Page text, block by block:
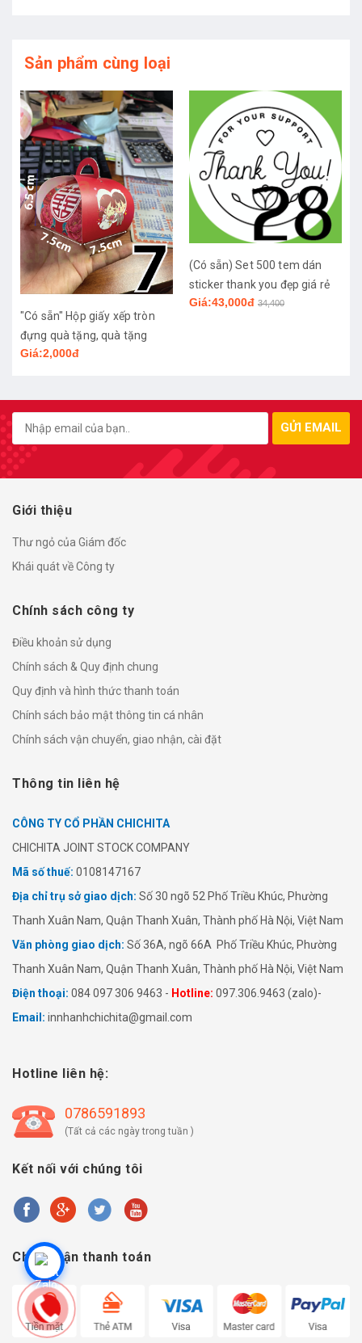
Sản phẩm cùng loại
"Có sẵn" Hộp giấy xếp tròn
đựng quà tặng, quà tặng
đám cưới.
Giá:2,000đ
(Có sẵn) Set 500 tem dán
sticker thank you đẹp giá rẻ
Giá:43,000đ 34,400
GỬI EMAIL
Giới thiệu
Thư ngỏ của Giám đốc
Khái quát về Công ty
Chính sách công ty
Điều khoản sử dụng
Chính sách & Quy định chung
Quy định và hình thức thanh toán
Chính sách bảo mật thông tin cá nhân
Chính sách vận chuyển, giao nhận, cài đặt
Thông tin liên hệ
CÔNG TY CỔ PHẦN CHICHITA
​​CHICHITA JOINT STOCK COMPANY
Mã số thuế: 0108147167
Địa chỉ trụ sở giao dịch: Số 30 ngõ 52 Phố Triều Khúc, Phường
Thanh Xuân Nam, Quận Thanh Xuân, Thành phố Hà Nội, Việt Nam
Văn phòng giao dịch: Số 36A, ngõ 66A Phố Triều Khúc, Phường
Thanh Xuân Nam, Quận Thanh Xuân, Thành phố Hà Nội, Việt Nam
Điện thoại: 084 097 306 9463 - Hotline: 097.306.9463 (zalo)-
Email: innhanhchichita@gmail.com
Hotline liên hệ:
0786591893
(Tất cả các ngày trong tuần )
Kết nối với chúng tôi
Chấp nhận thanh toán